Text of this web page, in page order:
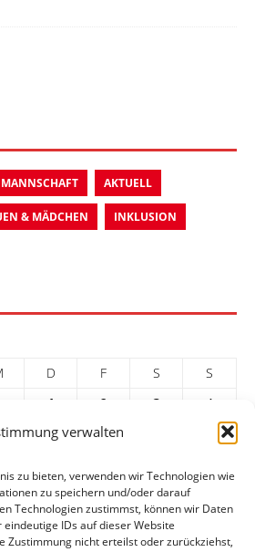
verwalten
zu bieten, verwenden wir Technologien wie
zu speichern und/oder darauf
Technologien zustimmst, können wir Daten
IDs auf dieser Website
Zustimmung nicht erteilst oder zurückziehst,
AKTUELL
& MÄDCHEN INKLUSION
D F S
S
1
2 3
4
8 9
22 23 24
29 30
31